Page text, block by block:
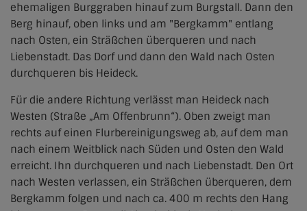
ehemaligen Burggraben hinauf zum Burgstall. Dann den
Berg hinauf, oben links und am "Bergkamm" entlang
nach Osten, ein Sträßchen überqueren und nach
Liebenstadt. Das Dorf und dann den Wald nach Osten
durchqueren bis Heideck.
Für die andere Richtung verlässt man Heideck nach
Westen (Straße „Am Offenbrunn“). Oben zweigt man
rechts auf einen Flurbereinigungsweg ab, auf dem man
nach einem Weitblick nach Süden und Osten den Wald
erreicht. Ihn durchqueren und nach Liebenstadt. Den Ort
nach Westen verlassen, ein Sträßchen überqueren, dem
Bergkamm folgen und nach ca. 400 m rechts den Hang